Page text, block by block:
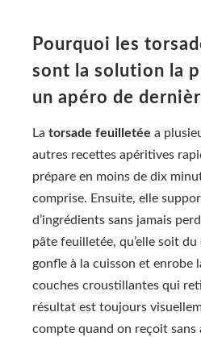
Pourquoi les
sont la solution la
un apéro de
La torsade feuilletée a
autres recettes apéritives
prépare en moins de dix
comprise. Ensuite, elle
d’ingrédients sans jamais
pâte feuilletée, qu’elle soit
gonfle à la cuisson et enrobe
couches croustillantes qui
résultat est toujours
compte quand on reçoit sans